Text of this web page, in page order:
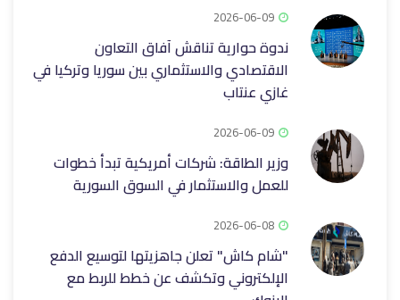
2026-06-09
ندوة حوارية تناقش آفاق التعاون
الاقتصادي والاستثماري بين سوريا وتركيا في
غازي عنتاب
2026-06-09
وزير الطاقة: شركات أمريكية تبدأ خطوات
للعمل والاستثمار في السوق السورية
2026-06-08
"شام كاش" تعلن جاهزيتها لتوسيع الدفع
الإلكتروني وتكشف عن خطط للربط مع